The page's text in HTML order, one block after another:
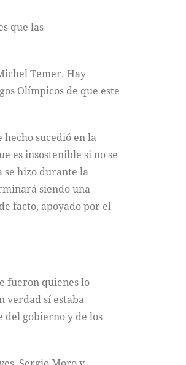
que las
Temer. Hay
Olímpicos de que este
sucedió en la
es insostenible si no se
se hizo durante la
siendo una
facto, apoyado por el
fueron quienes lo
verdad sí estaba
del gobierno y de los